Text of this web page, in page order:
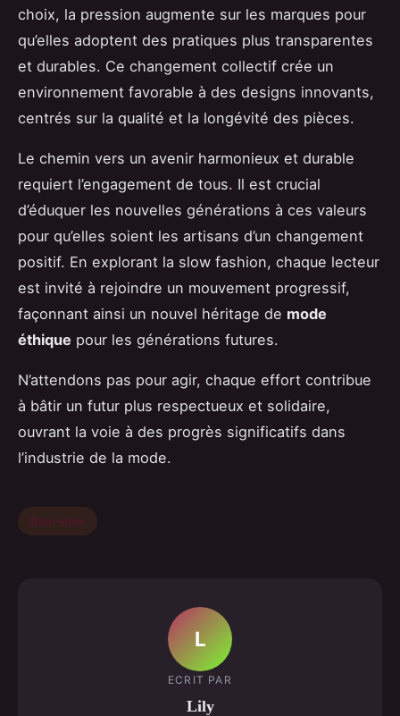
choix, la pression augmente sur les marques pour
qu’elles adoptent des pratiques plus transparentes
et durables. Ce changement collectif crée un
environnement favorable à des designs innovants,
centrés sur la qualité et la longévité des pièces.
Le chemin vers un avenir harmonieux et durable
requiert l’engagement de tous. Il est crucial
d’éduquer les nouvelles générations à ces valeurs
pour qu’elles soient les artisans d’un changement
positif. En explorant la slow fashion, chaque lecteur
est invité à rejoindre un mouvement progressif,
façonnant ainsi un nouvel héritage de mode
éthique pour les générations futures.
N’attendons pas pour agir, chaque effort contribue
à bâtir un futur plus respectueux et solidaire,
ouvrant la voie à des progrès significatifs dans
l’industrie de la mode.
Bien-etre
L
ECRIT PAR
Lily